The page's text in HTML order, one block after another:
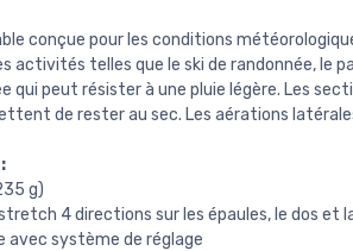
conçue pour les conditions
activités telles que le ski de randonnée,
qui peut résister à une pluie légère. Les
de rester au sec. Les aérations
g)
4 directions sur les épaules, le dos et
avec système de réglage